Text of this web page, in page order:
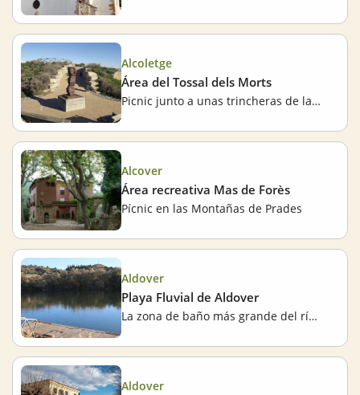
Alcoletge
Área del Tossal dels Morts
Picnic junto a unas trincheras de la Guerra Civil
Alcover
Área recreativa Mas de Forès
Pícnic en las Montañas de Prades
Aldover
Playa Fluvial de Aldover
La zona de baño más grande del río Ebro
Aldover